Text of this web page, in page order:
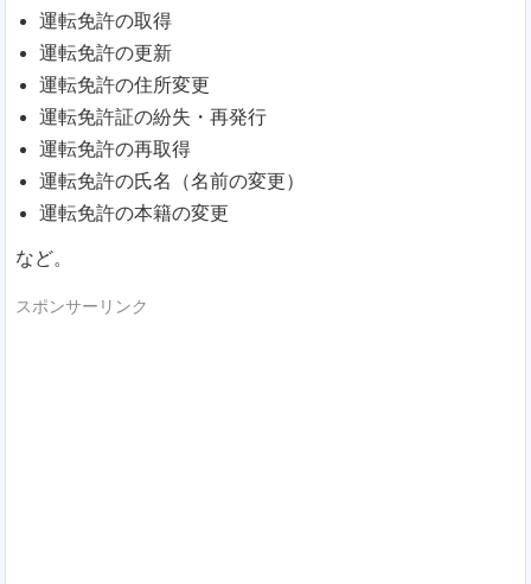
運転免許の取得
運転免許の更新
運転免許の住所変更
運転免許証の紛失・再発行
運転免許の再取得
運転免許の氏名（名前の変更）
運転免許の本籍の変更
など。
スポンサーリンク